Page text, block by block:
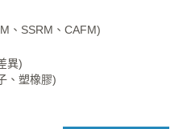
、SSRM、CAFM)
異)
、塑橡膠)